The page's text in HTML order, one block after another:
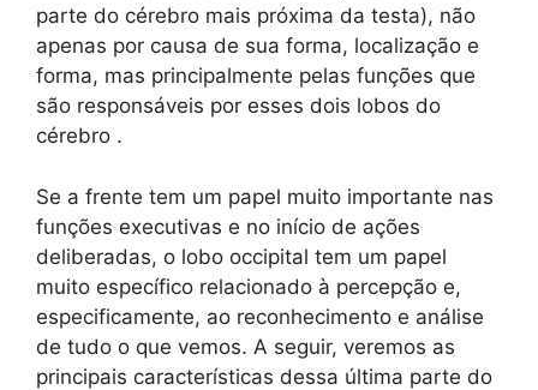
parte do cérebro mais próxima da testa), não
apenas por causa de sua forma, localização e
forma, mas principalmente pelas funções que
são responsáveis ​​por esses dois lobos do
cérebro .
Se a frente tem um papel muito importante nas
funções executivas e no início de ações
deliberadas, o lobo occipital tem um papel
muito específico relacionado à percepção e,
especificamente, ao reconhecimento e análise
de tudo o que vemos. A seguir, veremos as
principais características dessa última parte do